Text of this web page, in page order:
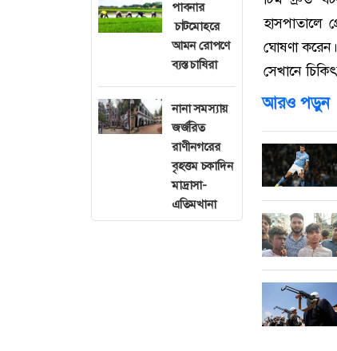
পাবনার
চাটমোহরে
আমন রোপণে
ব্যস্ত চাষিরা
নানা সমস্যায়
জর্জরিত
রাণীনগরের
বৃহত্তম চকাদিন
মাদ্রাসা-
এতিমখানা
হাসপাতালে
ঘোষণা
সেখানে
আরও পড়ুন